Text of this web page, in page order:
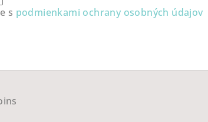
s podmienkami ochrany osobných údajov